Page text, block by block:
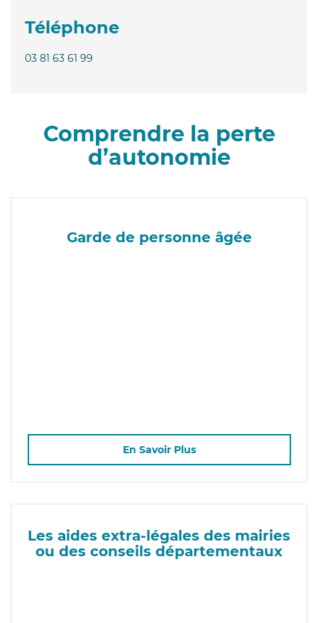
Téléphone
03 81 63 61 99
Comprendre la perte
d’autonomie
Garde de personne âgée
En Savoir Plus
Les aides extra-légales des mairies
ou des conseils départementaux